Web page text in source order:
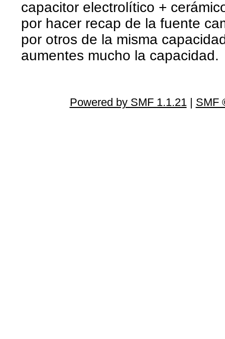
capacitor electrolítico +
por hacer recap de la fuente
por otros de la misma
aumentes mucho la capacidad.
Powered by SMF 1.1.21| SMF